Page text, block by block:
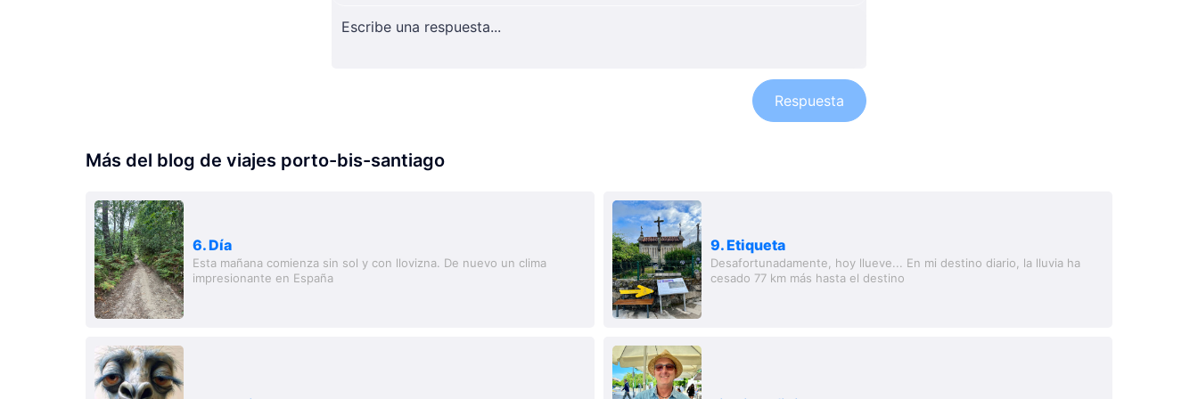
Respuesta
Más del blog de viajes porto-bis-santiago
6. Día
Esta mañana comienza sin sol y con llovizna. De nuevo un clima
impresionante en España
9. Etiqueta
Desafortunadamente, hoy llueve... En mi destino diario, la lluvia ha
cesado 77 km más hasta el destino